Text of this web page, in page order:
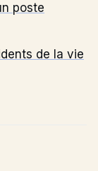
poste
de la vie